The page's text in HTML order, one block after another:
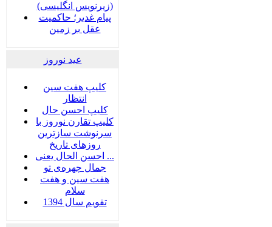
(زیرنویس انگلیسی)
پیام غدیر؛ حاکمیت
عقل بر زمین
عید نوروز
کلیپ هفت سین
انتظار
کلیپ احسن حال
کلیپ تقارن نوروز با
سرنوشت سازترین
روزهای تاریخ
احسن الحال یعنی ...
جمال چهره‌ی تو
هفت سين و هفت
سلام
تقویم سال 1394